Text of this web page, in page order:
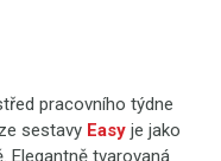
pracovního týdne
sestavy Easy je jako
Elegantně tvarovaná